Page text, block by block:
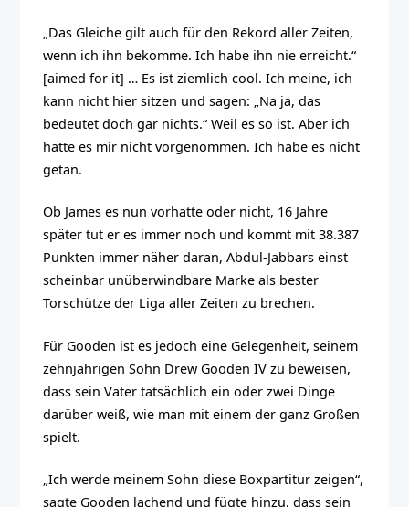
„Das Gleiche gilt auch für den Rekord aller Zeiten,
wenn ich ihn bekomme. Ich habe ihn nie erreicht.“
[aimed for it] … Es ist ziemlich cool. Ich meine, ich
kann nicht hier sitzen und sagen: „Na ja, das
bedeutet doch gar nichts.“ Weil es so ist. Aber ich
hatte es mir nicht vorgenommen. Ich habe es nicht
getan.
Ob James es nun vorhatte oder nicht, 16 Jahre
später tut er es immer noch und kommt mit 38.387
Punkten immer näher daran, Abdul-Jabbars einst
scheinbar unüberwindbare Marke als bester
Torschütze der Liga aller Zeiten zu brechen.
Für Gooden ist es jedoch eine Gelegenheit, seinem
zehnjährigen Sohn Drew Gooden IV zu beweisen,
dass sein Vater tatsächlich ein oder zwei Dinge
darüber weiß, wie man mit einem der ganz Großen
spielt.
„Ich werde meinem Sohn diese Boxpartitur zeigen“,
sagte Gooden lachend und fügte hinzu, dass sein